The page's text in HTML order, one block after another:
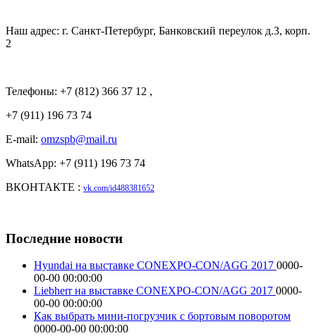
Наш адрес: г. Санкт-Петербург, Банковский переулок д.3, корп.
2
Телефоны: +7 (812) 366 37 12 ,
+7 (911) 196 73 74
E-mail: omzspb@mail.ru
WhatsApp: +7 (911) 196 73 74
ВКОНТАКТЕ : vk.com/id488381652
Последние новости
Hyundai на выставке CONEXPO-CON/AGG 2017 0000-
00-00 00:00:00
Liebherr на выставке CONEXPO-CON/AGG 2017 0000-
00-00 00:00:00
Как выбрать мини-погрузчик с бортовым поворотом
0000-00-00 00:00:00